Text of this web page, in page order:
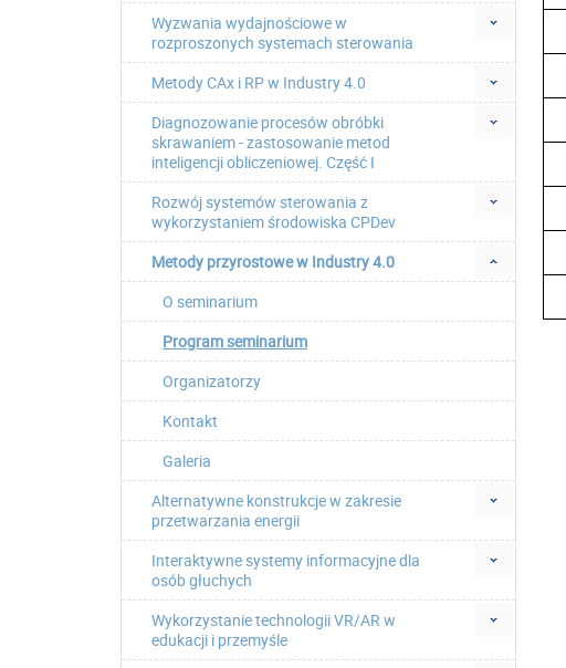
Wyzwania wydajnościowe w
rozproszonych systemach sterowania
Metody CAx i RP w Industry 4.0
Diagnozowanie procesów obróbki
skrawaniem - zastosowanie metod
inteligencji obliczeniowej. Część I
Rozwój systemów sterowania z
wykorzystaniem środowiska CPDev
Metody przyrostowe w Industry 4.0
O seminarium
Program seminarium
Organizatorzy
Kontakt
Galeria
Alternatywne konstrukcje w zakresie
przetwarzania energii
Interaktywne systemy informacyjne dla
osób głuchych
Wykorzystanie technologii VR/AR w
edukacji i przemyśle